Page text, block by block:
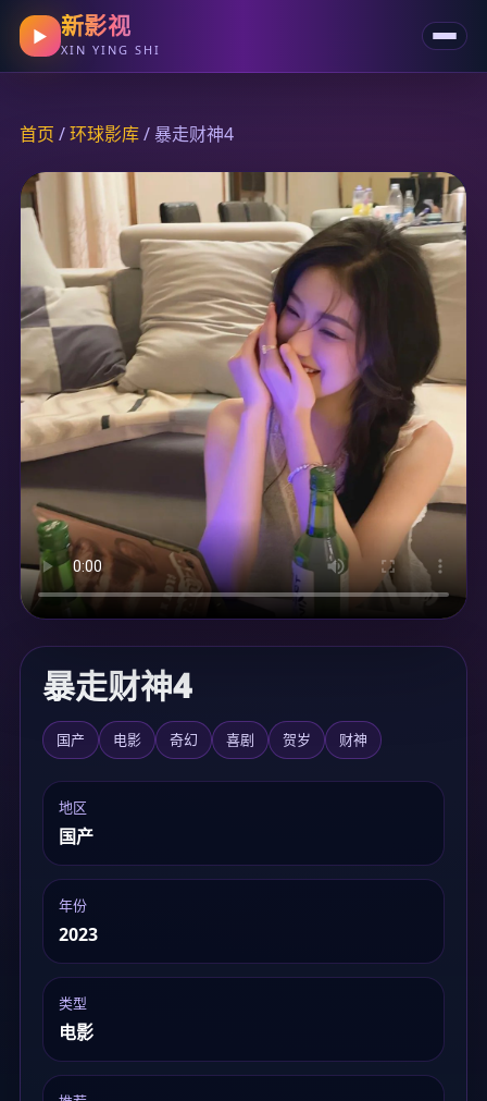
▶ 新影视
XIN YING SHI
首页 /环球影库/ 暴走财神4
暴走财神4
国产 电影 奇幻 喜剧 贺岁 财神
地区
国产
年份
2023
类型
电影